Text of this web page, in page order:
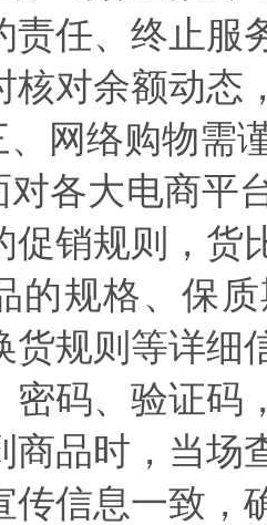
责任、终止服
核对余额动态
络购物需谨
大电商平台
促销规则，货
的规格、保
货规则等详细
密码、验证码
商品时，当场
传信息一致，